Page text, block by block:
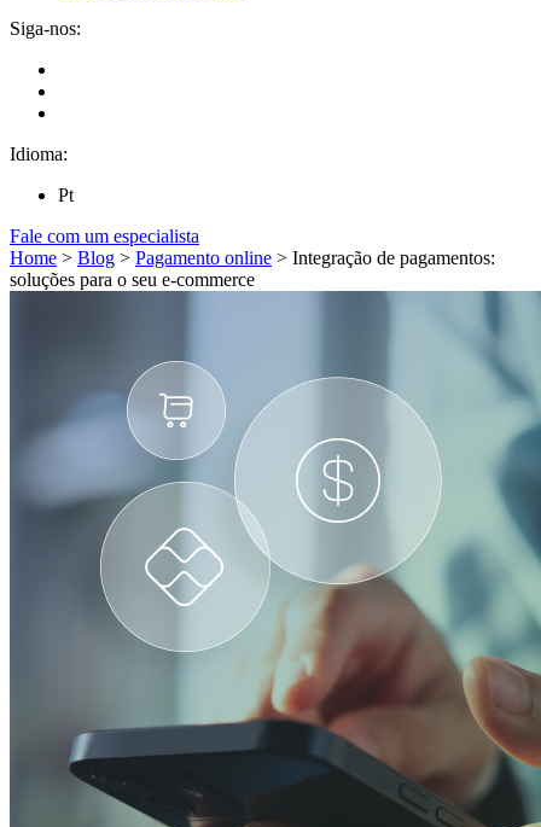
Siga-nos:
Idioma:
Pt
Fale com um especialista
Home > Blog > Pagamento online > Integração de pagamentos:
soluções para o seu e-commerce